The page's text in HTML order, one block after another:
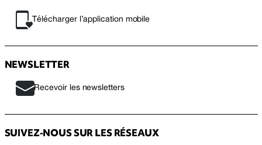
Télécharger l’application mobile
NEWSLETTER
Recevoir les newsletters
SUIVEZ-NOUS SUR LES RÉSEAUX